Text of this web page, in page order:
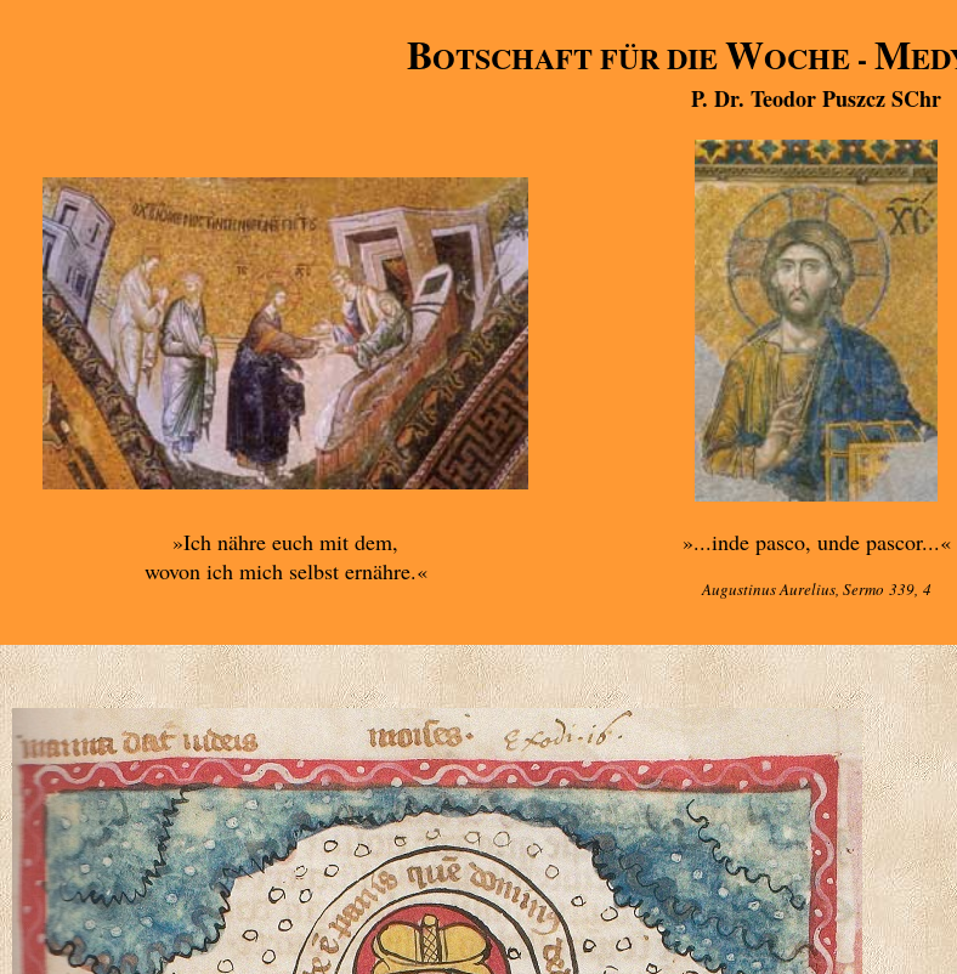
BOTSCHAFT FÜR DIEWOCHE - M
P. Dr. Teodor Puszcz SChr
»Ich nähre euch mit dem,
wovon ich mich selbst ernähre.«
»...inde pasco, unde pascor...«
Augustinus Aurelius, Sermo 339, 4